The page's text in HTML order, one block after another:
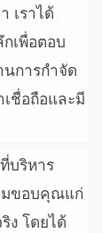
เราได้
เพื่อตอบ
การกำจัด
ชื่อถือและมี
บริหาร
มขอบคุณแก่
ง โดยได้